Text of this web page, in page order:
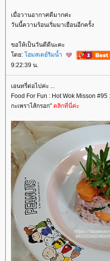
เมื่อวานอากาศดีมากค่ะ
วันนี้ความร้อนเริ่มมาเยือนอีกครั้ง
ขอให้เป็นวันดีดีนะคะ
ดย: ฮมสเตย์ริมน้ำ
9:22:39 น.
เอนทรี่ต่อไปค่ะ ...
Food For Fun : Hot Wok Misson
กะเพราไส้กรอก" คลิกที่นี่ค่ะ